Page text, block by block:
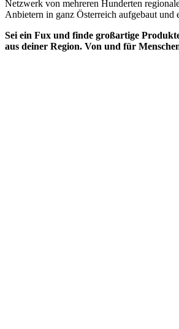
Netzwerk von mehreren Hunderten
Anbietern in ganz Österreich aufgebaut und
Sei ein Fux und finde großartige
aus deiner Region. Von und für